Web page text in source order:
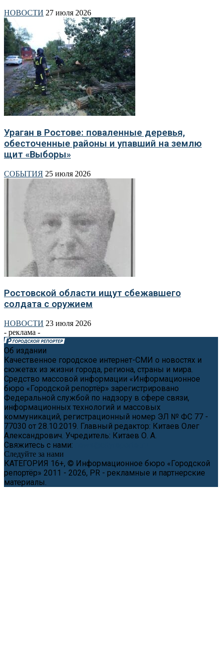
НОВОСТИ 27 июля 2026
Ураган в Ростове: поваленные деревья,
обесточенные районы и упавший на землю
щит «Выборы»
СОБЫТИЯ 25 июля 2026
Ростовской области ищут сбежавшего
солдата с оружием
НОВОСТИ 23 июля 2026
- реклама -
Об издании
Качественное городское интернет-СМИ о новостях и
сюжетах из жизни города, региона, страны и мира.
Средство массовой информации «Информационное
бюро «Городской репортёр» зарегистрировано
Федеральной службой по надзору в сфере связи,
информационных технологий и массовых
коммуникаций, регистрационный номер ЭЛ № ФС 77 -
77030 от 28.10.2019. Главный редактор: Китаев Олег
Александрович. Учредитель: Китаев О. А.
Свяжитесь с нами:
Следуйте за нами
КАТЕГОРИЯ 16+, © Информационное бюро «Городской
репортёр» 2011 - 2026, PR - рекламные и партнерские
материалы.